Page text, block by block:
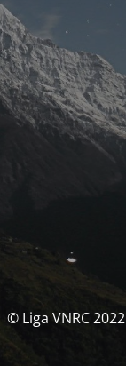
© Liga VNRC 2022